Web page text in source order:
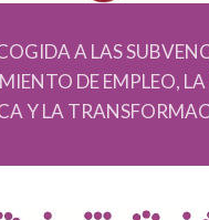
A LAS
DE EMPLEO,
Y LA